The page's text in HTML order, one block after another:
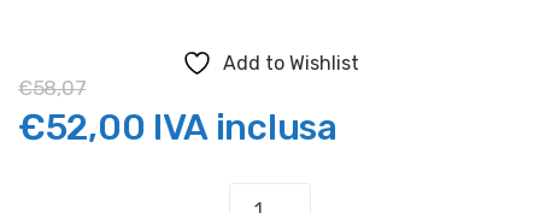
Add to Wishlist
€58,07
Il
€52,00 IlIVA inclusa
COPRISELLA